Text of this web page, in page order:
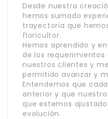
Desde nuestra
hemos sumado
trayectoria que
floricultor.
Hemos aprendido y
de los requerimientos
nuestros clientes y
permitido avanzar y
Entendemos que
anterior y que
que estemos
evolución.